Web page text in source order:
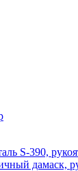
S-390,
дамаск,